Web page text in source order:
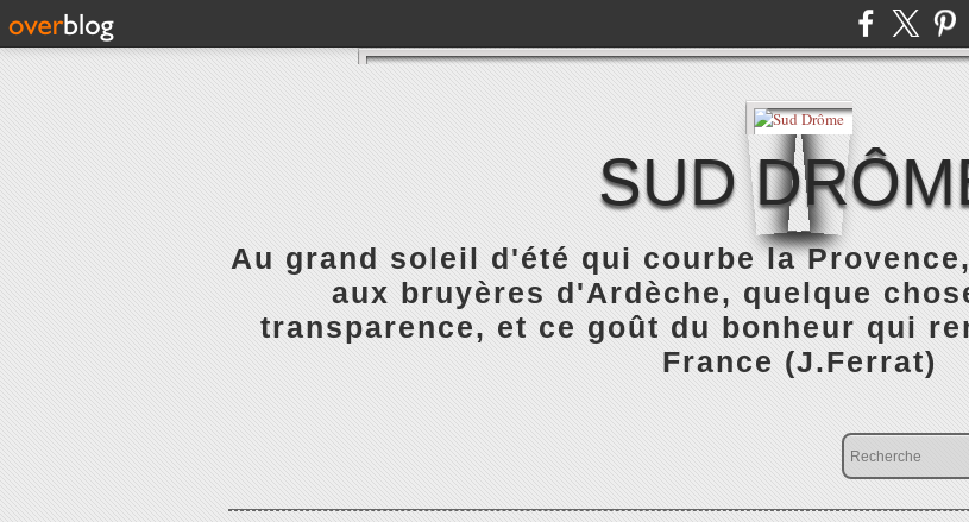
SUD
Au grand soleil d'été qui courbe la
aux bruyères d'Ardèche, quelque
transparence, et ce goût du bonheur qui
France (J.Ferrat)